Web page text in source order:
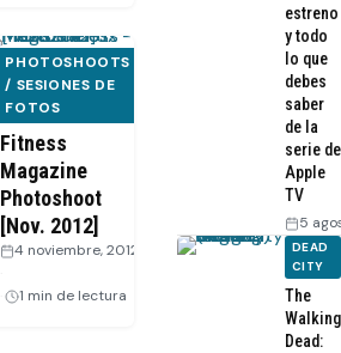
PHOTOSHOOTS
/ SESIONES DE
FOTOS
Matthew Fox
– Men’s
Fitness
Magazine
Photoshoot
[Nov. 2012]
4 noviembre, 2012
1 min de lectura
estreno
y todo
lo que
debes
saber
de la
serie de
Apple
TV
5
DEAD
CITY
The
Walking
Dead: